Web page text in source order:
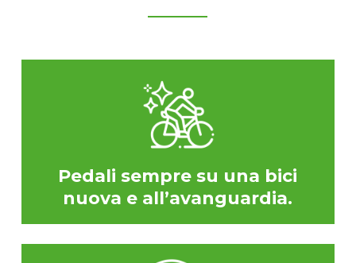
Pedali sempre su una bici
nuova e all’avanguardia.